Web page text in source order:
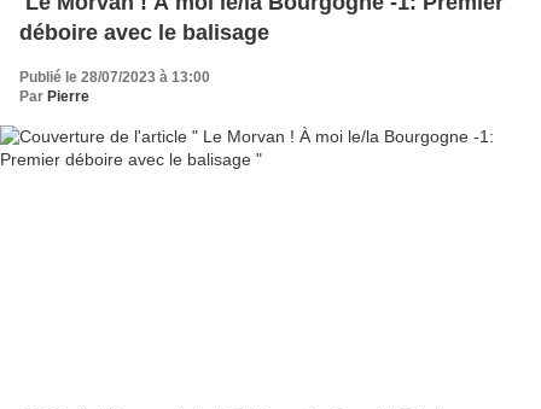
déboire avec le balisage
Publié le 28/07/2023 à 13:00
Par Pierre